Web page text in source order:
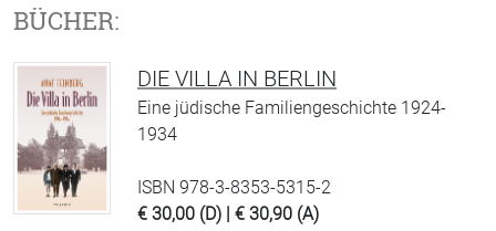
BÜCHER:
DIE VILLA IN BERLIN
Eine jüdische Familiengeschichte 1924-
1934
ISBN 978-3-8353-5315-2
€ 30,00 (D) | € 30,90 (A)